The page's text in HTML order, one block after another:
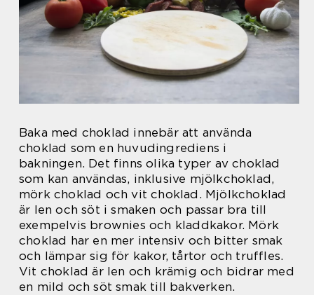
Baka med choklad innebär att använda
choklad som en huvudingrediens i
bakningen. Det finns olika typer av choklad
som kan användas, inklusive mjölkchoklad,
mörk choklad och vit choklad. Mjölkchoklad
är len och söt i smaken och passar bra till
exempelvis brownies och kladdkakor. Mörk
choklad har en mer intensiv och bitter smak
och lämpar sig för kakor, tårtor och truffles.
Vit choklad är len och krämig och bidrar med
en mild och söt smak till bakverken.